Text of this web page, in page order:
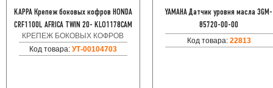
KAPPA Крепеж боковых кофров HONDA
CRF1100L AFRICA TWIN 20- KLO1178CAM
КРЕПЕЖ БОКОВЫХ КОФРОВ
Код товара: УТ-00104703
YAMAHA Датчик уровня масла 3GM-
85720-00-00
Код товара: 22813